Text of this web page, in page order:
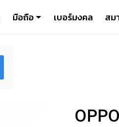
มือถือ เบอร์มงคล สม